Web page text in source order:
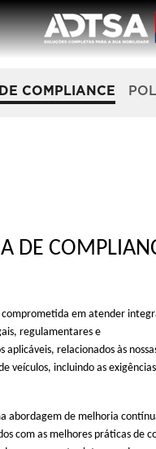
COMPLIANCE
DE
comprometida em atender
regulamentares e
aplicáveis, relacionados às
veículos, incluindo as
abordagem de melhoria
com as melhores práticas de